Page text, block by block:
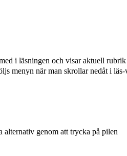
i läsningen och visar aktuell
menyn när man skrollar nedåt i
genom att trycka på pilen